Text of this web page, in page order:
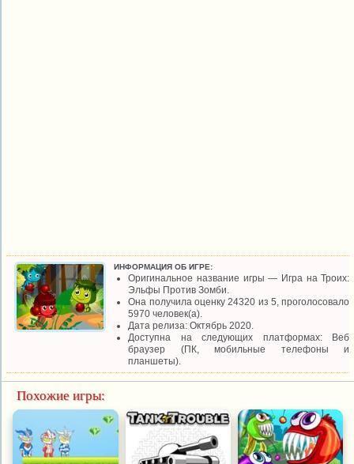
ИНФОРМАЦИЯ ОБ ИГРЕ:
Оригинальное название игры — Игра на Троих:
Эльфы Против Зомби.
Она получила оценку 24320 из 5, проголосовало
5970 человек(а).
Дата релиза: Октябрь 2020.
Доступна на следующих платформах: Веб
браузер (ПК, мобильные телефоны и
планшеты).
Похожие игры: